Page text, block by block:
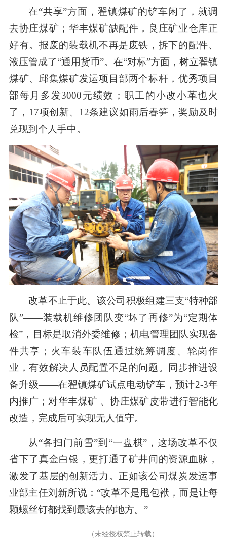
在“共享”方面，翟镇煤矿的铲车闲了，就调
去协庄煤矿；华丰煤矿缺配件，良庄矿业仓库正
好有。报废的装载机不再是废铁，拆下的配件、
液压管成了“通用货币”。在“对标”方面，树立翟镇
煤矿、邱集煤矿发运项目部两个标杆，优秀项目
部每月多发3000元绩效；职工的小改小革也火
了，17项创新、12条建议如雨后春笋，奖励及时
兑现到个人手中。
改革不止于此。该公司积极组建三支“特种部
队”——装载机维修团队变“坏了再修”为“定期体
检”，目标是取消外委维修；机电管理团队实现备
件共享；火车装车队伍通过统筹调度、轮岗作
业，有效解决人员配置不足的问题。同步推进设
备升级——在翟镇煤矿试点电动铲车，预计2-3年
内推广；对华丰煤矿 、协庄煤矿皮带进行智能化
改造，完成后可实现无人值守。
从“各扫门前雪”到“一盘棋”，这场改革不仅
省下了真金白银，更打通了矿井间的资源血脉，
激发了基层的创新活力。正如该公司煤炭发运事
业部主任刘新所说：“改革不是甩包袱，而是让每
颗螺丝钉都找到最该去的地方。”
（未经授权禁止转载）